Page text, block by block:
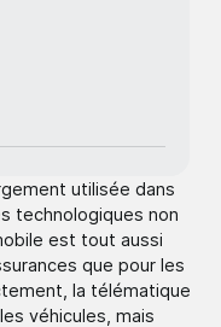
utilisée dans
technologiques non
est tout aussi
que pour les
la télématique
véhicules, mais